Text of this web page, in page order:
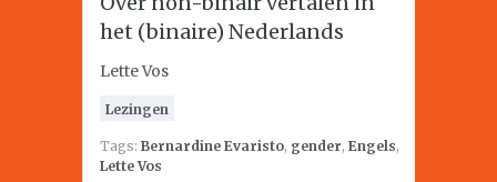
het (binaire) Nederlands
Lette Vos
Lezingen
Tags: Bernardine Evaristo, gender, Engels,
Lette Vos